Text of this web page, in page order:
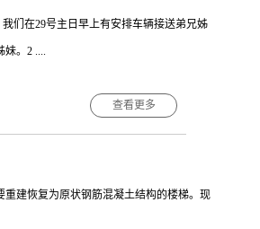
向革命烈士纪念碑 蔡牧师整理挽联 大
活动进一步弘扬爱国主义教育，发扬革
们在29号主日早上有安排车辆接送弟兄姊
。2 ....
姊妹上车 。3.聚会之后 车辆统一从罗湖
【另外温馨提示：】★29号前往罗湖
理处会车流限行，所以车辆进不工业园
电单车和行人，请大家小心留意！★年青
查看更多
恢复为原状钢筋混凝土结构的楼梯。现